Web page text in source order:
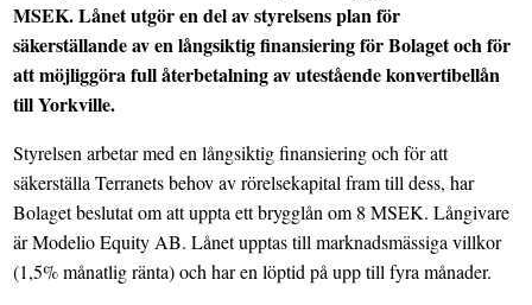
MSEK. Lånet utgör en del av styrelsens plan för
säkerställande av en långsiktig finansiering för Bolaget och för
att möjliggöra full återbetalning av utestående konvertibellån
till Yorkville.
Styrelsen arbetar med en långsiktig finansiering och för att
säkerställa Terranets behov av rörelsekapital fram till dess, har
Bolaget beslutat om att uppta ett brygglån om 8 MSEK. Långivare
är Modelio Equity AB. Lånet upptas till marknadsmässiga villkor
(1,5% månatlig ränta) och har en löptid på upp till fyra månader.